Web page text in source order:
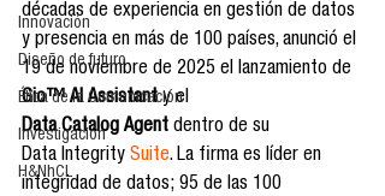
Innovación
Diseño de futuro
Ética de la Comunicación
Investigación
H&NhCL
décadas de experiencia en gestión de datos
y presencia en más de 100 países, anunció el
19 de noviembre de 2025 el lanzamiento de
Gio™ AI Assistant y el
Data Catalog Agent dentro de su
Data Integrity Suite. La firma es líder en
integridad de datos; 95 de las 100